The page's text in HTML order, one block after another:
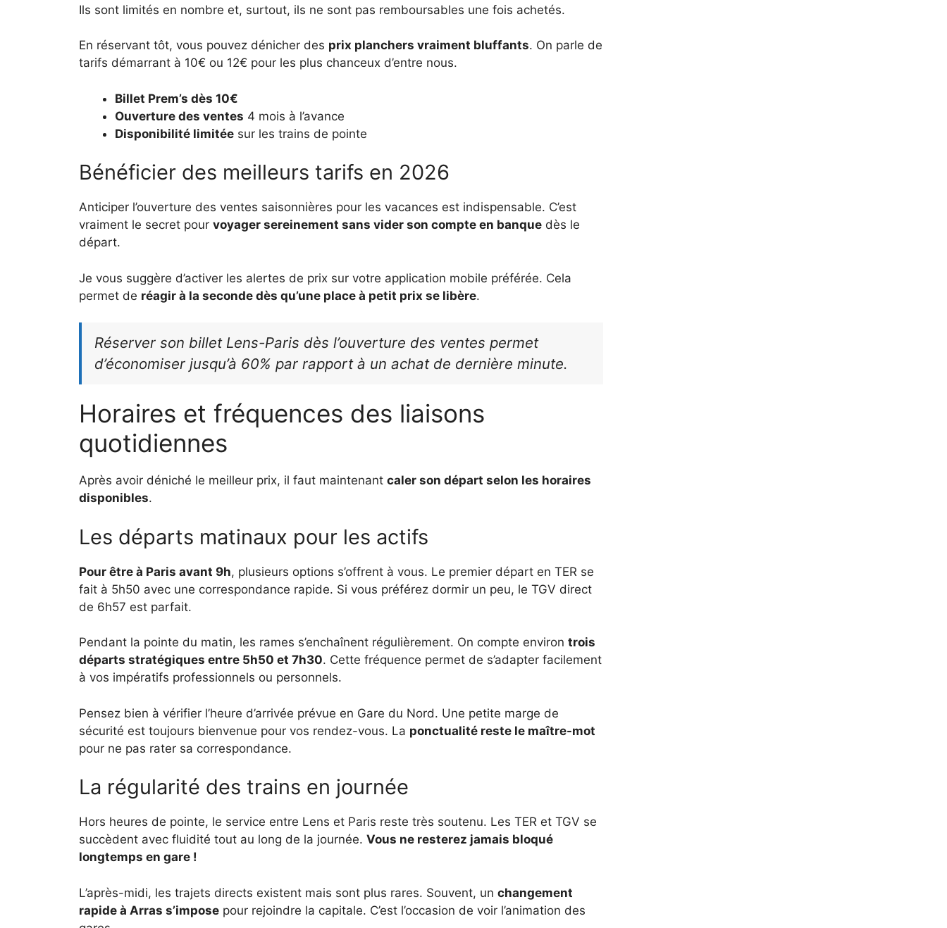
Ils sont limités en nombre et, surtout, ils ne sont pas remboursables une fois achetés.
En réservant tôt, vous pouvez dénicher des prix planchers vraiment bluffants. On parle de
tarifs démarrant à 10€ ou 12€ pour les plus chanceux d’entre nous.
Billet Prem’s dès 10€
Ouverture des ventes 4 mois à l’avance
Disponibilité limitée sur les trains de pointe
Bénéficier des meilleurs tarifs en 2026
Anticiper l’ouverture des ventes saisonnières pour les vacances est indispensable. C’est
vraiment le secret pour voyager sereinement sans vider son compte en banque dès le
départ.
Je vous suggère d’activer les alertes de prix sur votre application mobile préférée. Cela
permet de réagir à la seconde dès qu’une place à petit prix se libère.
Réserver son billet Lens-Paris dès l’ouverture des ventes permet
d’économiser jusqu’à 60% par rapport à un achat de dernière minute.
Horaires et fréquences des liaisons
quotidiennes
Après avoir déniché le meilleur prix, il faut maintenant caler son départ selon les horaires
disponibles.
Les départs matinaux pour les actifs
Pour être à Paris avant 9h, plusieurs options s’offrent à vous. Le premier départ en TER se
fait à 5h50 avec une correspondance rapide. Si vous préférez dormir un peu, le TGV direct
de 6h57 est parfait.
Pendant la pointe du matin, les rames s’enchaînent régulièrement. On compte environ trois
départs stratégiques entre 5h50 et 7h30. Cette fréquence permet de s’adapter facilement
à vos impératifs professionnels ou personnels.
Pensez bien à vérifier l’heure d’arrivée prévue en Gare du Nord. Une petite marge de
sécurité est toujours bienvenue pour vos rendez-vous. La ponctualité reste le maître-mot
pour ne pas rater sa correspondance.
La régularité des trains en journée
Hors heures de pointe, le service entre Lens et Paris reste très soutenu. Les TER et TGV se
succèdent avec fluidité tout au long de la journée. Vous ne resterez jamais bloqué
longtemps en gare !
L’après-midi, les trajets directs existent mais sont plus rares. Souvent, un changement
rapide à Arras s’impose pour rejoindre la capitale. C’est l’occasion de voir l’animation des